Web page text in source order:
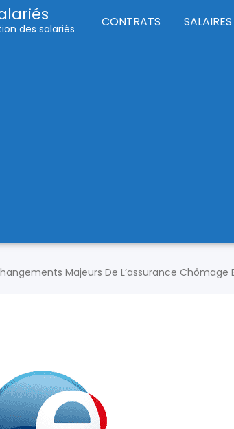
des salariés CONTRATS SALAIRES
Majeurs De L’assurance Chômage